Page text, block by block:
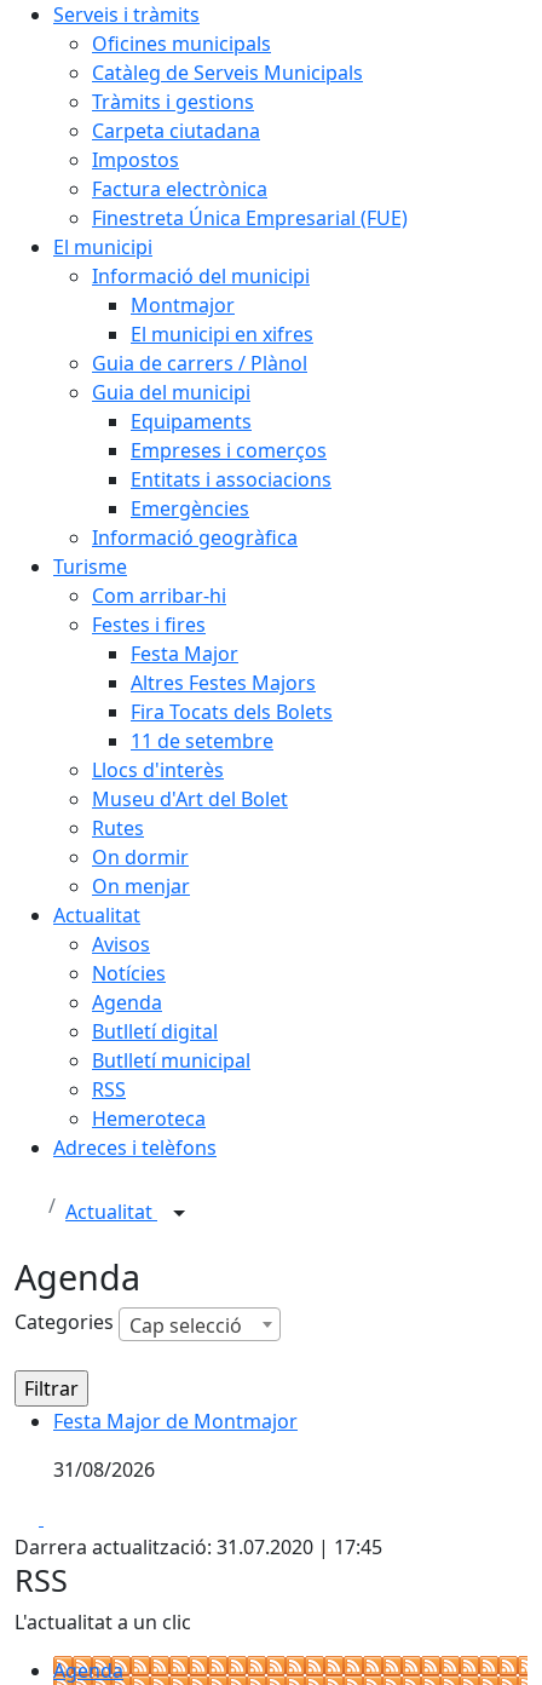
Serveis i tràmits
Oficines municipals
Catàleg de Serveis Municipals
Tràmits i gestions
Carpeta ciutadana
Impostos
Factura electrònica
Finestreta Única Empresarial (FUE)
El municipi
Informació del municipi
Montmajor
El municipi en xifres
Guia de carrers / Plànol
Guia del municipi
Equipaments
Empreses i comerços
Entitats i associacions
Emergències
Informació geogràfica
Turisme
Com arribar-hi
Festes i fires
Festa Major
Altres Festes Majors
Fira Tocats dels Bolets
11 de setembre
Llocs d'interès
Museu d'Art del Bolet
Rutes
On dormir
On menjar
Actualitat
Avisos
Notícies
Agenda
Butlletí digital
Butlletí municipal
RSS
Hemeroteca
Adreces i telèfons
Actualitat
Agenda
Categories Cap selecció
Festa Major de Montmajor
31/08/2026
Darrera actualització: 31.07.2020 | 17:45
RSS
L'actualitat a un clic
Agenda